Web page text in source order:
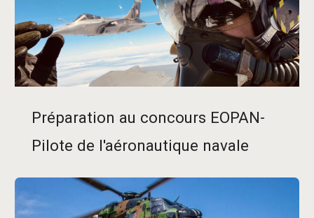
Préparation au concours EOPAN-
Pilote de l'aéronautique navale